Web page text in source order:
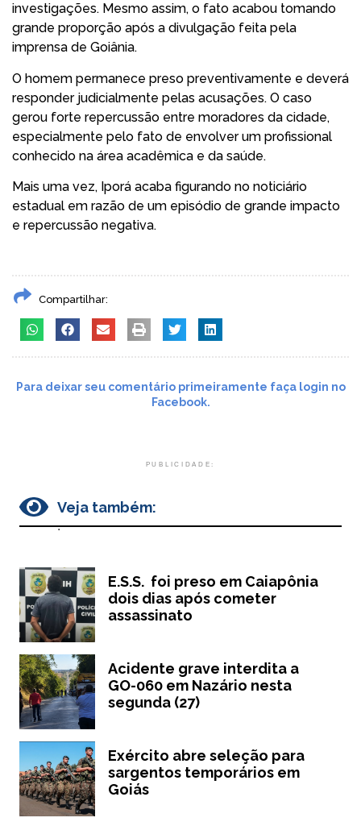
investigações. Mesmo assim, o fato acabou tomando
grande proporção após a divulgação feita pela
imprensa de Goiânia.
O homem permanece preso preventivamente e deverá
responder judicialmente pelas acusações. O caso
gerou forte repercussão entre moradores da cidade,
especialmente pelo fato de envolver um profissional
conhecido na área acadêmica e da saúde.
Mais uma vez, Iporá acaba figurando no noticiário
estadual em razão de um episódio de grande impacto
e repercussão negativa.
Compartilhar:
Para deixar seu comentário primeiramente faça login no
Facebook.
PUBLICIDADE:
Veja também:
.
E.S.S. foi preso em Caiapônia
dois dias após cometer
assassinato
Acidente grave interdita a
GO-060 em Nazário nesta
segunda (27)
Exército abre seleção para
sargentos temporários em
Goiás